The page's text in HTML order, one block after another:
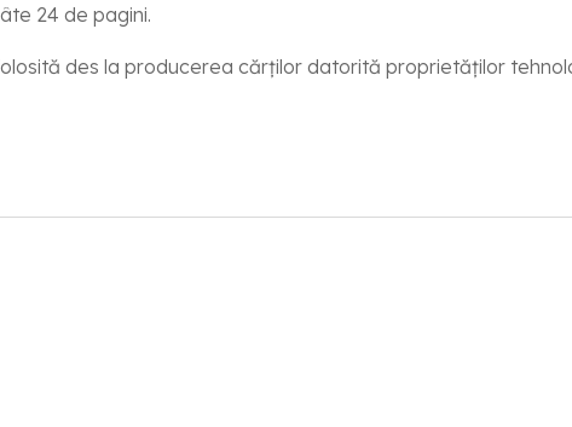
24 de pagini.
des la producerea cărților datorită proprietăților